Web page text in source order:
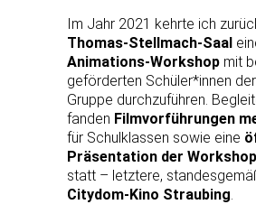
Im Jahr 2021 kehrte ich
Thomas-Stellmach-Saal
Animations-Workshop mit
geförderten Schüler*innen
Gruppe durchzuführen.
fanden Filmvorführungen
für Schulklassen sowie eine
Präsentation der
statt – letztere,
Citydom-Kino Straubing